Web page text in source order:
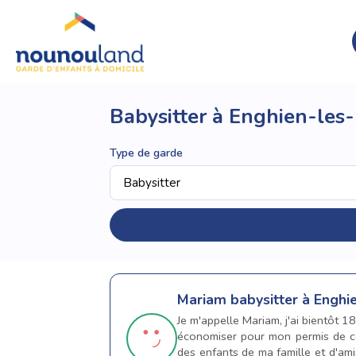
Babysitter à Enghien-
Type de garde
Mariam babysitter à
Je m'appelle Mariam, j'ai bientôt
économiser pour mon permis de
des enfants de ma famille et